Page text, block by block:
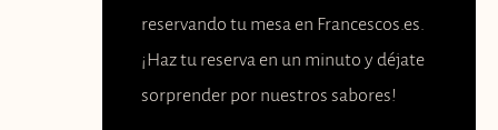
reservando tu mesa en Francescos.es.
¡Haz tu reserva en un minuto y déjate
sorprender por nuestros sabores!